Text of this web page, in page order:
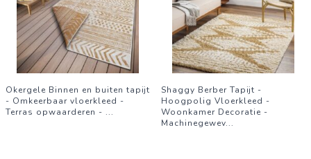
Okergele Binnen en buiten tapijt
- Omkeerbaar vloerkleed -
Terras opwaarderen - ...
Shaggy Berber Tapijt -
Hoogpolig Vloerkleed -
Woonkamer Decoratie -
Machinegewev...